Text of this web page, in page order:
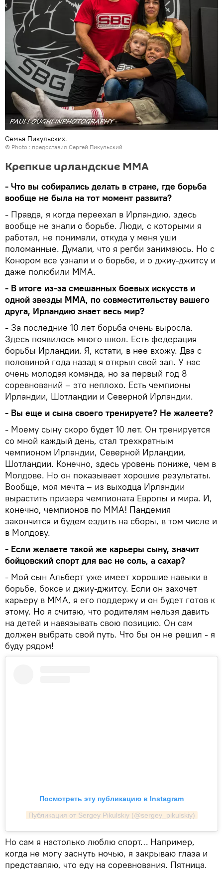
Семья Пикульских.
© Photo : предоставил Сергей Пикульский
Крепкие ирландские ММА
- Что вы собирались делать в стране, где борьба
вообще не была на тот момент развита?
- Правда, я когда переехал в Ирландию, здесь
вообще не знали о борьбе. Люди, с которыми я
работал, не понимали, откуда у меня уши
поломанные. Думали, что я регби занимаюсь. Но с
Конором все узнали и о борьбе, и о джиу-джитсу и
даже полюбили ММА.
- В итоге из-за смешанных боевых искусств и
одной звезды ММА, по совместительству вашего
друга, Ирландию знает весь мир?
- За последние 10 лет борьба очень выросла.
Здесь появилось много школ. Есть федерация
борьбы Ирландии. Я, кстати, в нее вхожу. Два с
половиной года назад я открыл свой зал. У нас
очень молодая команда, но за первый год 8
соревнований – это неплохо. Есть чемпионы
Ирландии, Шотландии и Северной Ирландии.
- Вы еще и сына своего тренируете? Не жалеете?
- Моему сыну скоро будет 10 лет. Он тренируется
со мной каждый день, стал трехкратным
чемпионом Ирландии, Северной Ирландии,
Шотландии. Конечно, здесь уровень пониже, чем в
Молдове. Но он показывает хорошие результаты.
Вообще, моя мечта – из выходца Ирландии
вырастить призера чемпионата Европы и мира. И,
конечно, чемпионов по ММА! Пандемия
закончится и будем ездить на сборы, в том числе и
в Молдову.
- Если желаете такой же карьеры сыну, значит
бойцовский спорт для вас не соль, а сахар?
- Мой сын Альберт уже имеет хорошие навыки в
борьбе, боксе и джиу-джитсу. Если он захочет
карьеру в ММА, я его поддержу и он будет готов к
этому. Но я считаю, что родителям нельзя давить
на детей и навязывать свою позицию. Он сам
должен выбрать свой путь. Что бы он не решил - я
буду рядом!
Посмотреть эту публикацию в Instagram
Публикация от Sergey Pikulskiy (@sergey_pikulskiy)
Но сам я настолько люблю спорт… Например,
когда не могу заснуть ночью, я закрываю глаза и
представляю, что еду на соревнования. Пятница.